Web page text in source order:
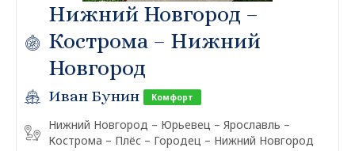
Нижний Новгород –
Кострома – Нижний
Новгород
Иван Бунин Комфорт
Нижний Новгород – Юрьевец – Ярославль –
Кострома – Плёс – Городец – Нижний Новгород